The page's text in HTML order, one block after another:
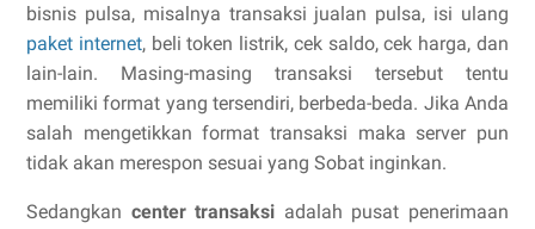
bisnis pulsa, misalnya transaksi jualan pulsa, isi ulang
paket internet, beli token listrik, cek saldo, cek harga, dan
lain-lain. Masing-masing transaksi tersebut tentu
memiliki format yang tersendiri, berbeda-beda. Jika Anda
salah mengetikkan format transaksi maka server pun
tidak akan merespon sesuai yang Sobat inginkan.
Sedangkan center transaksi adalah pusat penerimaan